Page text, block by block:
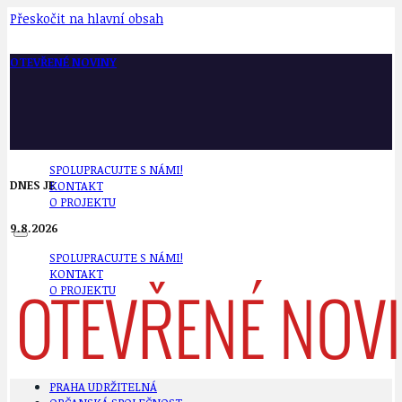
Přeskočit na hlavní obsah
OTEVŘENÉ NOVINY
SPOLUPRACUJTE S NÁMI!
KONTAKT
O PROJEKTU
SPOLUPRACUJTE S NÁMI!
KONTAKT
O PROJEKTU
DNES JE
9.8.2026
PRAHA UDRŽITELNÁ